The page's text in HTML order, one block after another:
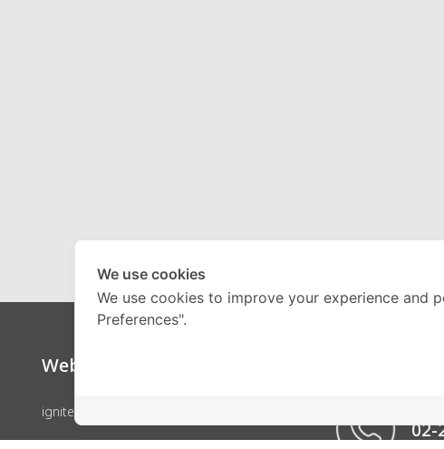
Website
ignite by OnDemand
02-
We use cookies
We use cookies to improve your experience and
Preferences".